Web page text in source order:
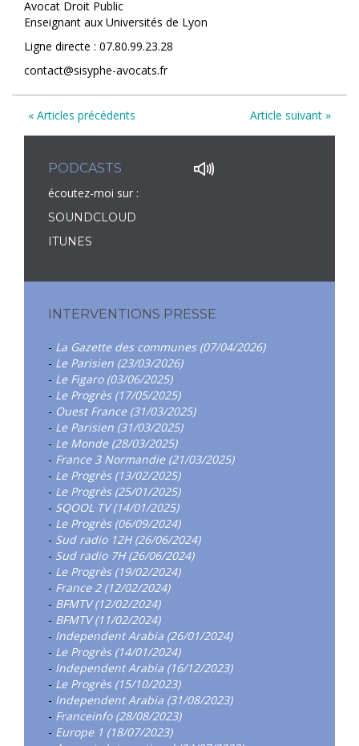
Avocat Droit Public
Enseignant aux Universités de Lyon
Ligne directe : 07.80.99.23.28
contact@sisyphe-avocats.fr
« Articles précédents Article suivant »
PODCASTS
écoutez-moi sur :
SOUNDCLOUD
ITUNES
INTERVENTIONS PRESSE
- La Gazette des communes (07/04/2026)
- Le Parisien (23/03/2026)
- Le Figaro (03/06/2025)
- Le Progrès (17/05/2025)
- Ouest France (31/03/2025)
- Le Parisien (31/03/2025)
- Le Monde (28/03/2025)
- France 3 Normandie (21/03/2025)
- Le Progrès (13/02/2025)
- Le Progrès (25/01/2025)
- SQOOL TV (14/01/2025)
- Le Progrès (06/09/2024)
- Sud radio 12H (26/06/2024)
- Sud radio 7H (26/06/2024)
- Le Progrès (19/02/2024)
- France 2 (12/02/2024)
- BFMTV (12/02/2024)
- BFMTV (11/02/2024)
- Independent Arabia (26/01/2024)
- Le Progrès (14/01/2024)
- Independent Arabia (16/12/2023)
- Le Progrès (15/10/2023)
- Independent Arabia (31/08/2023)
- Franceinfo (28/08/2023)
- Europe 1 (18/07/2023)